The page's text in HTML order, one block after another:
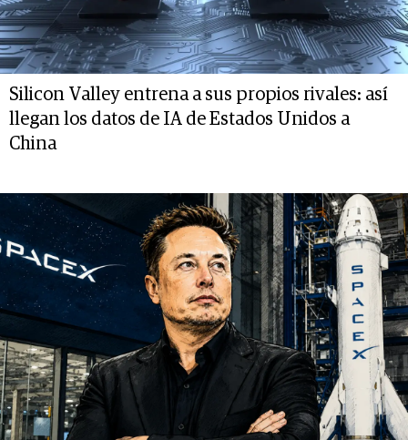
Silicon Valley entrena a sus propios rivales: así
llegan los datos de IA de Estados Unidos a
China